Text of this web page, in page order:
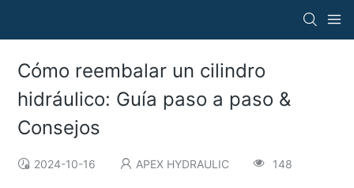
Cómo reembalar un cilindro
hidráulico: Guía paso a paso &
Consejos
2024-10-16 APEX HYDRAULIC 148